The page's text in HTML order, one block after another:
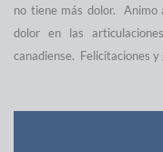
no tiene más dolor.
Animo
dolor en las
canadiense. Felicitaciones y